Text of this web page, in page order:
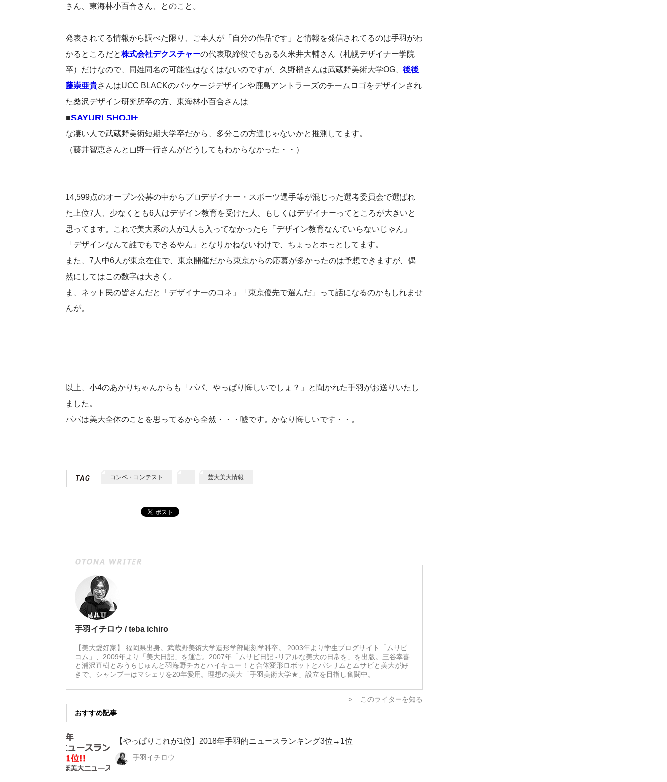
さん、東海林小百合さん、とのこと。
発表されてる情報から調べた限り、ご本人が「自分の作品です」と情報を発信されてるのは手羽がわ
かるところだと株式会社デクスチャーの代表取締役でもある久米井大輔さん（札幌デザイナー学院
卒）だけなので、同姓同名の可能性はなくはないのですが、久野梢さんは武蔵野美術大学OG、 後後
藤崇亜貴さんはUCC BLACKのパッケージデザインや鹿島アントラーズのチームロゴをデザインされ
た桑沢デザイン研究所卒の方、東海林小百合さんは
■SAYURI SHOJI+
な凄い人で武蔵野美術短期大学卒だから、多分この方達じゃないかと推測してます。
（藤井智恵さんと山野一行さんがどうしてもわからなかった・・）
14,599点のオープン公募の中からプロデザイナー・スポーツ選手等が混じった選考委員会で選ばれ
た上位7人、少なくとも6人はデザイン教育を受けた人、もしくはデザイナーってところが大きいと
思ってます。これで美大系の人が1人も入ってなかったら「デザイン教育なんていらないじゃん」
「デザインなんて誰でもできるやん」となりかねないわけで、ちょっとホっとしてます。
また、7人中6人が東京在住で、東京開催だから東京からの応募が多かったのは予想できますが、偶
然にしてはこの数字は大きく。
ま、ネット民の皆さんだと「デザイナーのコネ」「東京優先で選んだ」って話になるのかもしれませ
んが。
以上、小4のあかりちゃんからも「パパ、やっぱり悔しいでしょ？」と聞かれた手羽がお送りいたし
ました。
パパは美大全体のことを思ってるから全然・・・嘘です。かなり悔しいです・・。
コンペ・コンテスト 芸大美大情報
手羽イチロウ / teba ichiro
【美大愛好家】 福岡県出身。武蔵野美術大学造形学部彫刻学科卒。 2003年より学生ブログサイト「ムサビ
コム」、2009年より「美大日記」を運営。2007年「ムサビ日記 -リアルな美大の日常を」を出版。三谷幸喜
と浦沢直樹とみうらじゅんと羽海野チカとハイキュー！と合体変形ロボットとパシリムとムサビと美大が好
きで、シャンプーはマシェリを20年愛用。理想の美大「手羽美術大学★」設立を目指し奮闘中。
>
このライターを知る
おすすめ記事
【やっぱりこれが1位】2018年手羽的ニュースランキング3位→1位
手羽イチロウ